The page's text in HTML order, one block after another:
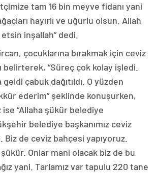
tam 16 bin meyve fidanı yani
hayırlı ve uğurlu olsun. Allah
inşallah” dedi.
çocuklarına bırakmak için ceviz
belirterek, “Süreç çok kolay işledi.
çabuk dağıtıldı. O yüzden
ederim” şeklinde konuşurken,
“Allaha şükür belediye
belediye başkanımız ceviz
Biz de ceviz bahçesi yapıyoruz.
şükür. Onlar mani olacak biz de bu
yani. Tarlamız var tapulu 220 tane